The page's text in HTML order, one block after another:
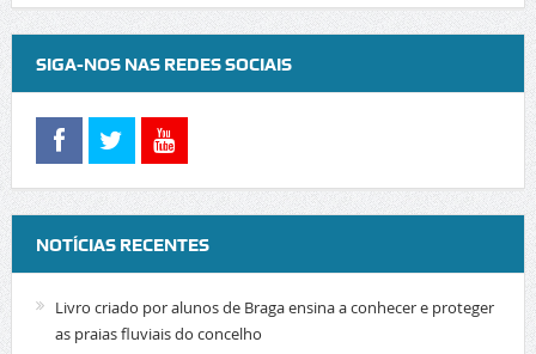
SIGA-NOS NAS REDES SOCIAIS
NOTÍCIAS RECENTES
Livro criado por alunos de Braga ensina a conhecer e proteger
as praias fluviais do concelho